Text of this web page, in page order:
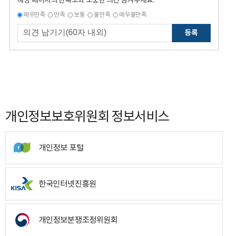
매우만족 만족 보통 불만족 매우불만족
등록
개인정보보호위원회 정보서비스
개인정보 포털
한국인터넷진흥원
개인정보분쟁조정위원회